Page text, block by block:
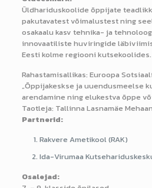
Üldhariduskoolide õppijate
pakutavatest võimalustest ning
osakaalu kasv tehnika- ja
innovaatiliste huviringide
Eesti kolme regiooni kutsekoolides.
Rahastamisallikas: Euroopa
„Õppijakeskse ja uuendusmeelse
arendamine ning elukestva õppe
Taotleja: Tallinna Lasnamäe
Partnerid:
Rakvere Ametikool (RAK)
Ida-Virumaa
Osalejad: